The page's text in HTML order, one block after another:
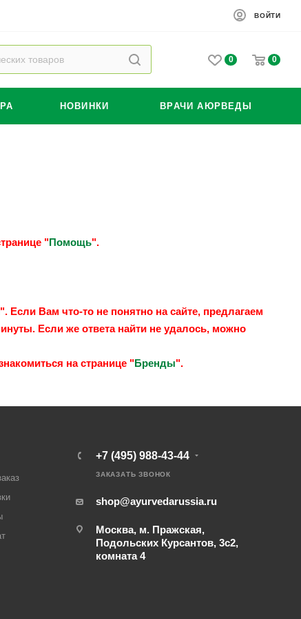
ВОЙТИ
0 0
НОВИНКИ ВРАЧИ АЮРВЕДЫ
"Помощь".
". Если Вам что-то не понятно на сайте, предлагаем
Если же ответа найти не удалось, можно
на странице "Бренды".
+7 (495) 988-43-44
ЗАКАЗАТЬ ЗВОНОК
shop@ayurvedarussia.ru
Москва, м. Пражская,
Подольских Курсантов, 3с2,
комната 4